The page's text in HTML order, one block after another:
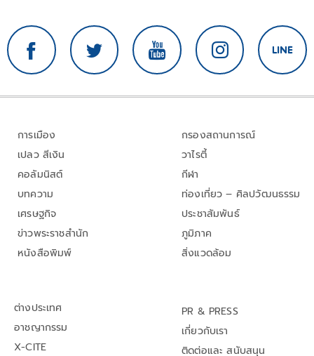
การเมือง
เปลว สีเงิน
คอลัมนิสต์
บทความ
เศรษฐกิจ
ข่าวพระราชสำนัก
หนังสือพิมพ์
กรองสถานการณ์
วาไรตี้
กีฬา
ท่องเที่ยว – ศิลปวัฒนธรรม
ประชาสัมพันธ์
ภูมิภาค
สิ่งแวดล้อม
ต่างประเทศ
อาชญากรรม
X-CITE
PR & PRESS
เกี่ยวกับเรา
ติดต่อและ สนับสนุน